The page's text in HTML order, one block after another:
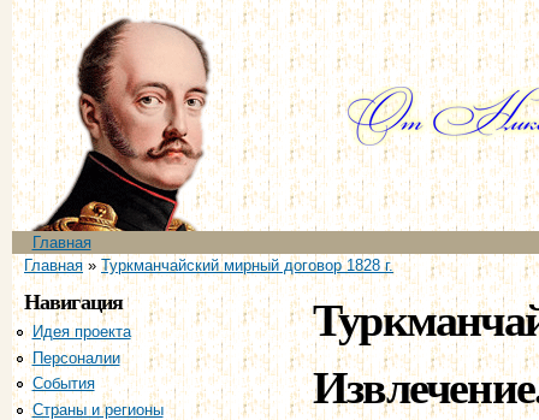
Главное меню
Главная
Вы здесь
Главная» Туркманчайский мирный договор 1828 г.
Навигация
Идея проекта
Персоналии
События
Страны и регионы